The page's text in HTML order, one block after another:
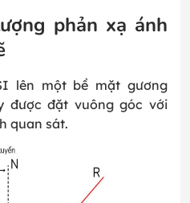
phản xạ ánh
lên một bề mặt gương
được đặt vuông góc với
quan sát.